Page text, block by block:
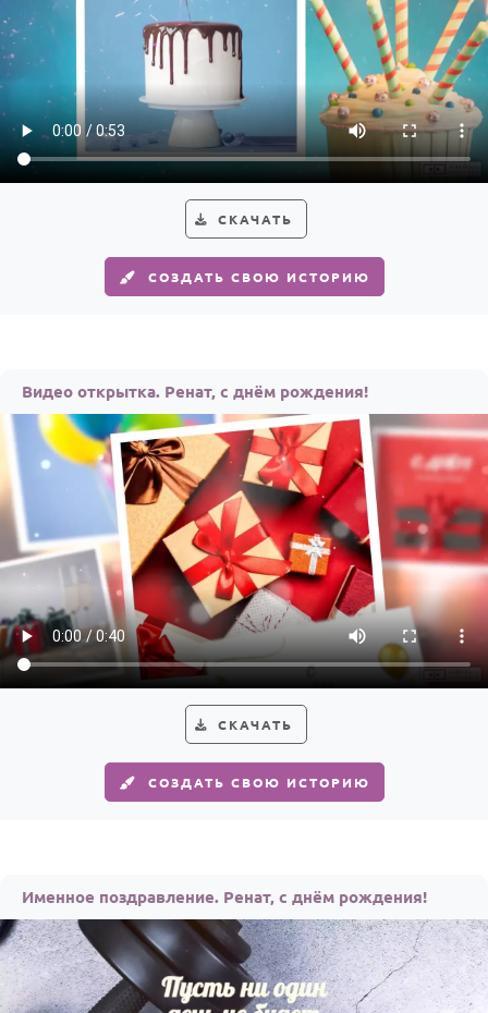
СКАЧАТЬ
СОЗДАТЬ СВОЮ ИСТОРИЮ
Видео открытка. Ренат, с днём рождения!
СКАЧАТЬ
СОЗДАТЬ СВОЮ ИСТОРИЮ
Именное поздравление. Ренат, с днём рождения!